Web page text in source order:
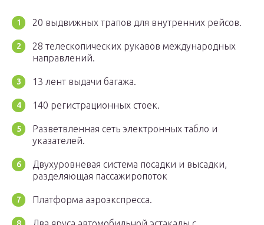
20 выдвижных трапов для внутренних рейсов.
28 телескопических рукавов международных
направлений.
13 лент выдачи багажа.
140 регистрационных стоек.
Разветвленная сеть электронных табло и
указателей.
Двухуровневая система посадки и высадки,
разделяющая пассажиропоток
Платформа аэроэкспресса.